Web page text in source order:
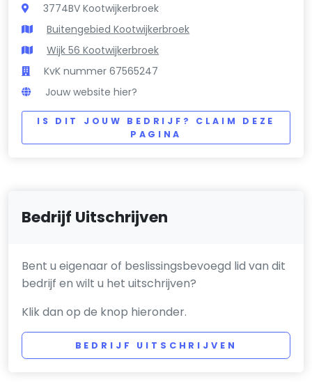
3774BV Kootwijkerbroek
Buitengebied Kootwijkerbroek
Wijk 56 Kootwijkerbroek
KvK nummer 67565247
Jouw website hier?
IS DIT JOUW BEDRIJF? CLAIM DEZE
PAGINA
Bedrijf Uitschrijven
Bent u eigenaar of beslissingsbevoegd lid van dit
bedrijf en wilt u het uitschrijven?
Klik dan op de knop hieronder.
BEDRIJF UITSCHRIJVEN